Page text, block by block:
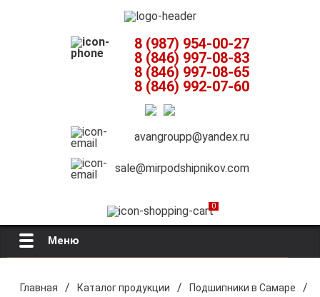
8 (987) 954-00-27
8 (846) 997-08-83
8 (846) 997-08-65
8 (846) 992-07-60
avangroupp@yandex.ru
sale@mirpodshipnikov.com
0
Меню
Главная / Каталог продукции / Подшипники в Самаре /